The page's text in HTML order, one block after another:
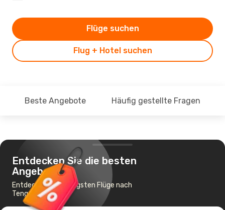
Flug + Hotel suchen
Flüge suchen
Beste Angebote Häufig gestellte Fragen
Entdecken Sie die besten
Angebote
Entdecke die günstigsten Flüge nach
Tengchong